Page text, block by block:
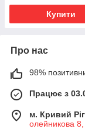
Купити
Про нас
98%
Працює з
м. Кривий Ріг
олейникова 8,